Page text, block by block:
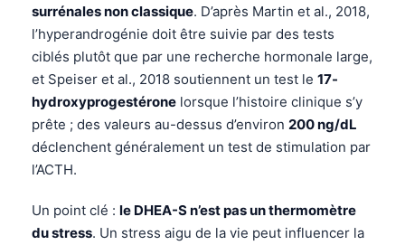
surrénales non classique. D’après Martin et al., 2018,
l’hyperandrogénie doit être suivie par des tests
ciblés plutôt que par une recherche hormonale large,
et Speiser et al., 2018 soutiennent un test le 17-
hydroxyprogestérone lorsque l’histoire clinique s’y
prête ; des valeurs au-dessus d’environ 200 ng/dL
déclenchent généralement un test de stimulation par
l’ACTH.
Un point clé : le DHEA-S n’est pas un thermomètre
du stress. Un stress aigu de la vie peut influencer la